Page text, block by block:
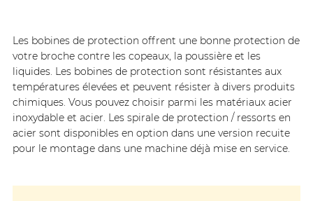
Les bobines de protection offrent une bonne protection de
votre broche contre les copeaux, la poussière et les
liquides. Les bobines de protection sont résistantes aux
températures élevées et peuvent résister à divers produits
chimiques. Vous pouvez choisir parmi les matériaux acier
inoxydable et acier. Les spirale de protection / ressorts en
acier sont disponibles en option dans une version recuite
pour le montage dans une machine déjà mise en service.